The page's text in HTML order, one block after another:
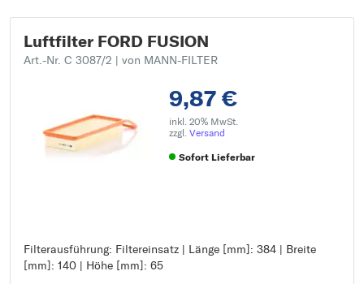
Luftfilter FORD FUSION
Art.-Nr. C 3087/2 | von MANN-FILTER
9,87 €
inkl. 20% MwSt.
zzgl. Versand
Sofort Lieferbar
Filterausführung: Filtereinsatz | Länge [mm]: 384 | Breite
[mm]: 140 | Höhe [mm]: 65
Filterausführung: Filtereinsatz
Länge [mm]: 384